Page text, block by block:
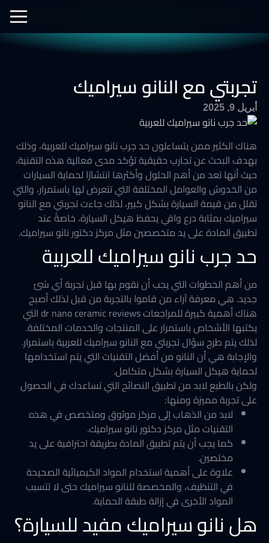
نانو سيراميك
أفلام الحماية
العزل الحراري
تجربتي مع النانو سيراميك
أبريل 9, 2025
هناك الكثير ممن يتساءلون حد جرب نانو سيراميك للعربية، وذلك
بهدف البحث عن تجارب حقيقية تؤكد مدى فعالية هذه التقنية،
حيث أنها تعد من أهم الحلول وأكثرها انتشارًا لحماية السيارات
من الخدوش والعوامل المختلفة التي تتعرض لها باستمرار، والتي
تقلل من قيمة السيارة بشكل كبير، لذلك جاءت تجربتي مع النانو
سيراميك بمثابة درع واقي يحفظ هيكل السيارة، خاصةً عند
تطبيق المادة على يد متخصصين مثل مركز دكتور نانو سيراميك.
حد جرب نانو سيراميك للعربية
من أهم الخطوات التي يجب أن نقوم بها قبل تجربة أي شئ
جديد. هي معرفة آراء من قاموا بالتجربة من قبل لذلك أصبح
هناك أهمية كبيرة للمراجعات dr nano ceramic reviews التي
يكتبها الأشخاص باستمرار على المنتجات والخدمات المختلفة.
لذلك يتم طرح سؤال تجربتي مع النانو سيراميك للعربية باستمرار.
والإجابة هي أن النانو من أفضل التقنيات التي يتم استخدامها
لحماية هيكل السيارة بشكل متكامل.
ولكن بالطبع لابد من تطبيق النصائح التي تساعدك في الحصول
على تجربة مميزة ومنها:
لابد من الذهاب إلى مركز موثوق ومتخصص في هذه
التقنيات مثل مركز دكتور نانو سيراميك.
كما يجب أن يتم تطبيق المادة بطريقة احترافية على يد
مختصين.
علاوة على أهمية استخدام المواد الكيميائية الصحيحة
في التنظيف، والمخصصة للنانو سيراميك حتى لا تتسبب
المواد الأخرى في إزالة طبقة الحماية.
هل نانو سيراميك مفيد للسيارة؟